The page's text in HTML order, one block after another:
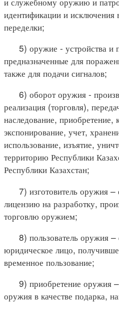
идентификации и исключения
переделки;
5) оружие - устройства и
предназначенные для
также для подачи сигналов;
6) оборот оружия -
реализация (торговля),
наследование, приобретение,
экспонирование, учет,
использование, изъятие,
территорию Республики
Республики Казахстан;
7) изготовитель оружия –
лицензию на разработку,
торговлю оружием;
8) пользователь оружия –
юридическое лицо,
временное пользование;
9) приобретение оружия –
оружия в качестве подарка,